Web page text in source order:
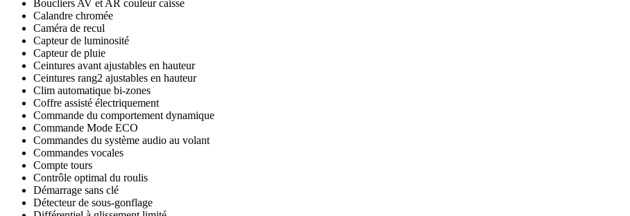
Boucliers AV et AR couleur caisse
Calandre chromée
Caméra de recul
Capteur de luminosité
Capteur de pluie
Ceintures avant ajustables en hauteur
Ceintures rang2 ajustables en hauteur
Clim automatique bi-zones
Coffre assisté électriquement
Commande du comportement dynamique
Commande Mode ECO
Commandes du système audio au volant
Commandes vocales
Compte tours
Contrôle optimal du roulis
Démarrage sans clé
Détecteur de sous-gonflage